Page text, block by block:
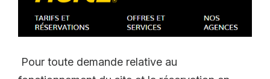
Pour toute demande relative au